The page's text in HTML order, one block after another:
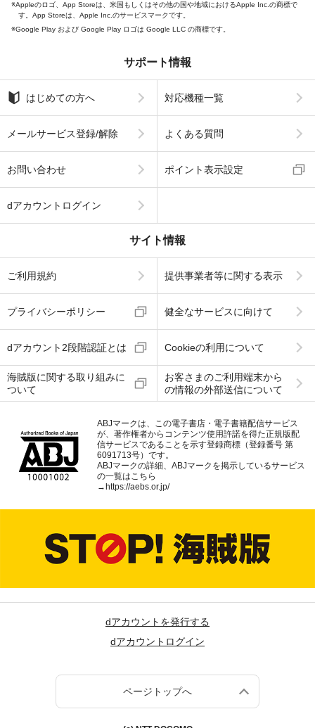
Appleのロゴ、App Storeは、米国もしくはその他の国や地域におけるApple Inc.の商標で
す。App Storeは、Apple Inc.のサービスマークです。
Google Play および Google Play ロゴは Google LLC の商標です。
サポート情報
はじめての方へ 対応機種一覧
メールサービス登録/解除 よくある質問
お問い合わせ ポイント表示設定
dアカウントログイン
サイト情報
ご利用規約 提供事業者等に関する表示
プライバシーポリシー 健全なサービスに向けて
dアカウント2段階認証とは Cookieの利用について
海賊版に関する取り組みに
ついて
お客さまのご利用端末から
の情報の外部送信について
ABJマークは、この電子書店・電子書籍配信サービス
が、著作権者からコンテンツ使用許諾を得た正規版配
信サービスであることを示す登録商標（登録番号 第
6091713号）です。
ABJマークの詳細、ABJマークを掲示しているサービス
の一覧はこちら
→ https://aebs.or.jp/
dアカウントを発行する
dアカウントログイン
ページトップへ